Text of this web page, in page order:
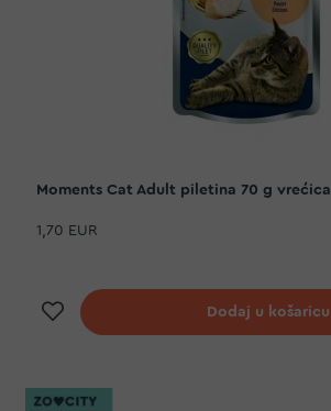
Moments Cat Adult piletina 70 g vrećica
1,70 EUR
Dodaj na listu želja
Dodaj u košaricu